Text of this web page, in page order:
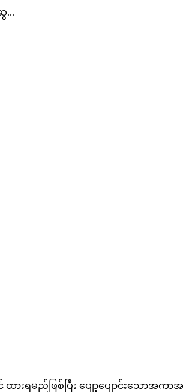
...
းရမည်ဖြစ်ပြီး ပျော့ပျောင်းသောအ